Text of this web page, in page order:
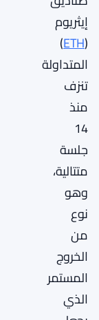
إيثريوم
(
ETH
)
المتداولة
تنزف
منذ
14
جلسة
متتالية،
وهو
نوع
من
الخروج
المستمر
الذي